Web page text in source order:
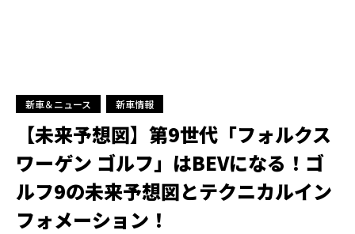
新車＆ニュース 新車情報
【未来予想図】第9世代「フォルクス
ワーゲン ゴルフ」はBEVになる！ゴ
ルフ9の未来予想図とテクニカルイン
フォメーション！